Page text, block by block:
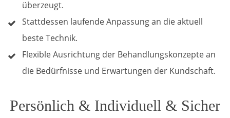
überzeugt.
Stattdessen laufende Anpassung an die aktuell
beste Technik.
Flexible Ausrichtung der Behandlungskonzepte an
die Bedürfnisse und Erwartungen der Kundschaft.
Persönlich & Individuell & Sicher